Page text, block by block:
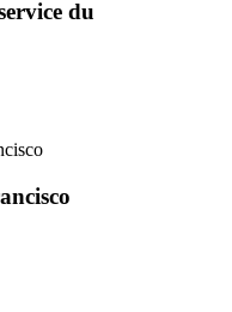
du